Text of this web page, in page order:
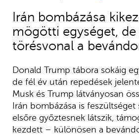
Irán bombázása
mögötti egységet, de
törésvonal a
Donald Trump tábora sokáig
de fél év után repedések
Musk és Trump látványosan
Irán bombázása is feszültséget
elsőre győztesnek látszik,
kezdett – különösen a